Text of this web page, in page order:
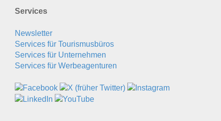
Services
Newsletter
Services für Tourismusbüros
Services für Unternehmen
Services für Werbeagenturen